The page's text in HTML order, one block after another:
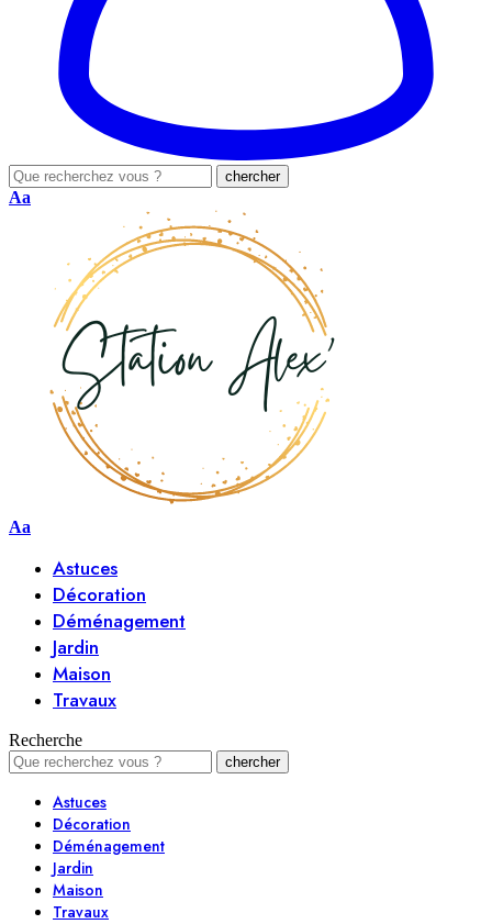
Aa
Aa
Astuces
Décoration
Déménagement
Jardin
Maison
Travaux
Recherche
Astuces
Décoration
Déménagement
Jardin
Maison
Travaux